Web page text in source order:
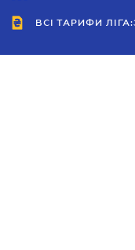
ВСІ ТАРИФИ